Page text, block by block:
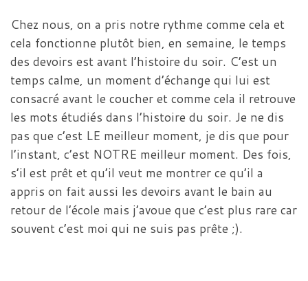
Chez nous, on a pris notre rythme comme cela et
cela fonctionne plutôt bien, en semaine, le temps
des devoirs est avant l’histoire du soir. C’est un
temps calme, un moment d’échange qui lui est
consacré avant le coucher et comme cela il retrouve
les mots étudiés dans l’histoire du soir. Je ne dis
pas que c’est LE meilleur moment, je dis que pour
l’instant, c’est NOTRE meilleur moment. Des fois,
s’il est prêt et qu’il veut me montrer ce qu’il a
appris on fait aussi les devoirs avant le bain au
retour de l’école mais j’avoue que c’est plus rare car
souvent c’est moi qui ne suis pas prête ;).